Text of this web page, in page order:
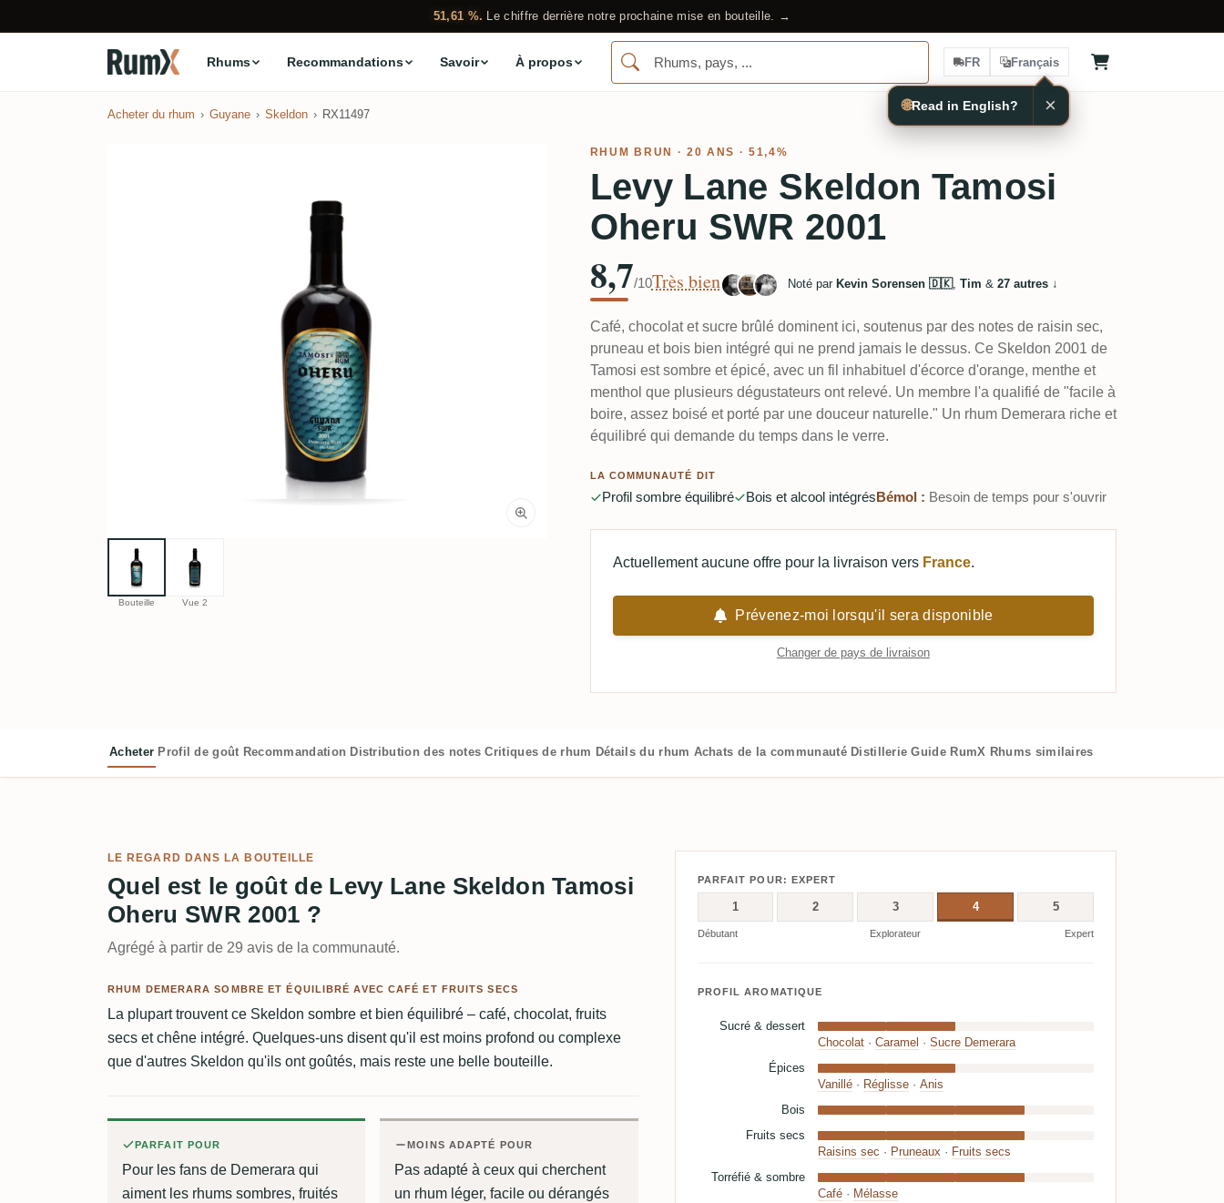
51,61 %. Le chiffre derrière notre prochaine mise en bouteille. →
Rhums Recommandations Savoir À propos FR Français
Acheter du rhum Guyane Skeldon RX11497
Bouteille Vue 2
RHUM BRUN · 20 ANS · 51,4%
Levy Lane Skeldon Tamosi
Oheru SWR 2001
8,7/10Très bien Noté par Kevin Sorensen 🇩🇰, Tim & 27 autres↓
Café, chocolat et sucre brûlé dominent ici, soutenus par des notes de raisin sec,
pruneau et bois bien intégré qui ne prend jamais le dessus. Ce Skeldon 2001 de
Tamosi est sombre et épicé, avec un fil inhabituel d'écorce d'orange, menthe et
menthol que plusieurs dégustateurs ont relevé. Un membre l'a qualifié de "facile à
boire, assez boisé et porté par une douceur naturelle." Un rhum Demerara riche et
équilibré qui demande du temps dans le verre.
LA COMMUNAUTÉ DIT
Profil sombre équilibré Bois et alcool intégrés Bémol : Besoin de temps pour s'ouvrir
Actuellement aucune offre pour la livraison vers France.
Prévenez-moi lorsqu'il sera disponible
Changer de pays de livraison
Acheter Profil de goût Recommandation Distribution des notes Critiques de rhum Détails du rhum Achats de la communauté Distillerie Guide RumX Rhums similaires
LE REGARD DANS LA BOUTEILLE
Quel est le goût de Levy Lane Skeldon Tamosi
Oheru SWR 2001 ?
Agrégé à partir de 29 avis de la communauté.
RHUM DEMERARA SOMBRE ET ÉQUILIBRÉ AVEC CAFÉ ET FRUITS SECS
La plupart trouvent ce Skeldon sombre et bien équilibré – café, chocolat, fruits
secs et chêne intégré. Quelques-uns disent qu'il est moins profond ou complexe
que d'autres Skeldon qu'ils ont goûtés, mais reste une belle bouteille.
PARFAIT POUR
Pour les fans de Demerara qui
aiment les rhums sombres, fruités
MOINS ADAPTÉ POUR
Pas adapté à ceux qui cherchent
un rhum léger, facile ou dérangés
PARFAIT POUR: EXPERT
1 2 3 4 5
Débutant Explorateur Expert
PROFIL AROMATIQUE
Sucré & dessert
Chocolat· Caramel · Sucre Demerara
Épices
Vanillé· Réglisse· Anis
Bois
Fruits secs
Raisins sec · Pruneaux · Fruits secs
Torréfié & sombre
Café· Mélasse
🌐Read in English? ×